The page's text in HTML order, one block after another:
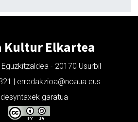
Kultur Elkartea
- 20170 Usurbil
| erredakzioa@noaua.eus
garatua